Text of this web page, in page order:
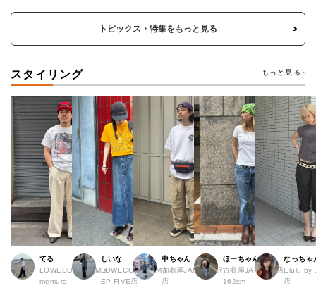
トピックス・特集をもっと見る
スタイリング もっと見る
てる
LOWECO by JAM a
memura
しいな
LOWECO by JAM H
EP FIVE店
中ちゃん
古着屋JAM 下北沢
店
ほーちゃん
古着屋JAM 広島店
162cm
なっちゃ
Elulu by
店